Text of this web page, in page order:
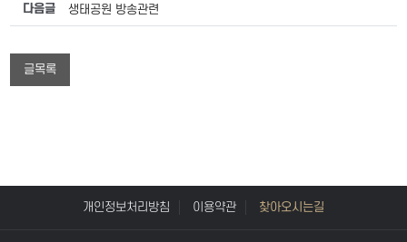
다음글 생태공원 방송관련
글목록
개인정보처리방침 이용약관 찾아오시는길